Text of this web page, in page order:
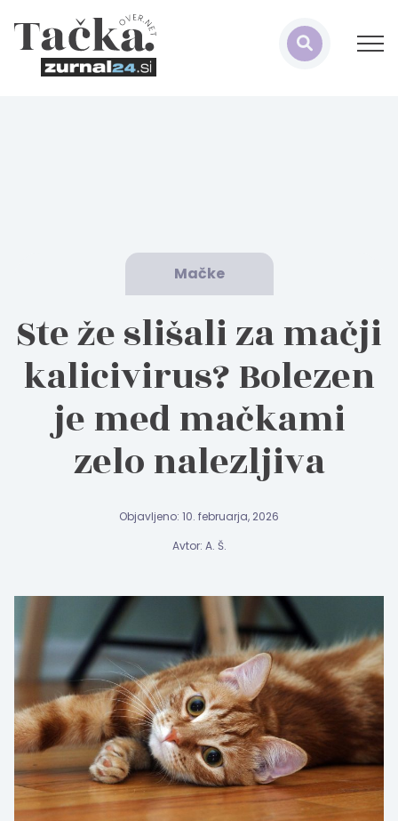
Mačke
Ste že slišali za mačji
kalicivirus? Bolezen
je med mačkami
zelo nalezljiva
Objavljeno: 10. februarja, 2026
Avtor: A. Š.